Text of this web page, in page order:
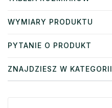
WYMIARY PRODUKTU
PYTANIE O PRODUKT
ZNAJDZIESZ W KATEGORII